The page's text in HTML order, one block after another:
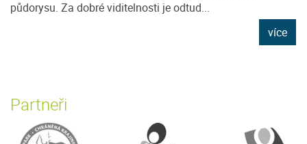
půdorysu. Za dobré viditelnosti je odtud...
více
Partneři